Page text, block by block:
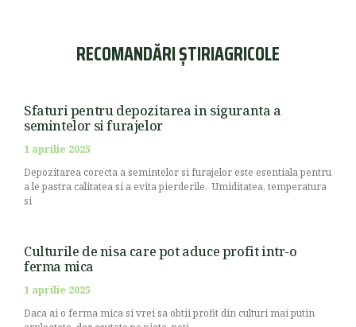
RECOMANDĂRI ȘTIRIAGRICOLE
Sfaturi pentru depozitarea in siguranta a
semintelor si furajelor
1 aprilie 2025
Depozitarea corecta a semintelor si furajelor este esentiala pentru
a le pastra calitatea si a evita pierderile. Umiditatea, temperatura
si
Culturile de nisa care pot aduce profit intr-o
ferma mica
1 aprilie 2025
Daca ai o ferma mica si vrei sa obtii profit din culturi mai putin